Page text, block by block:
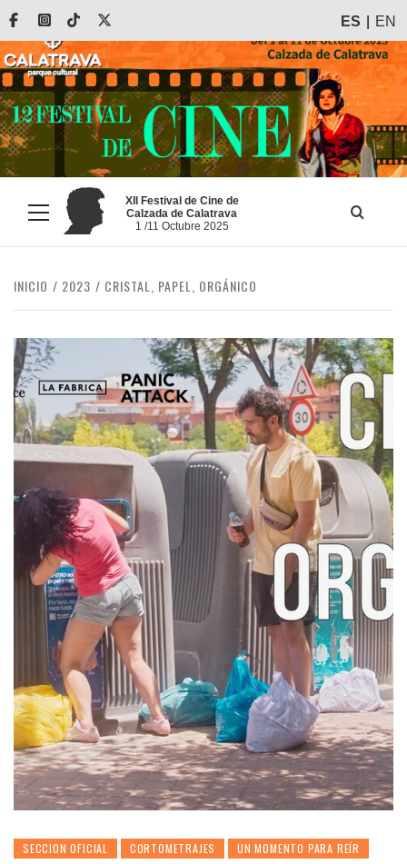
Saltar
contenido
FacebookInstagram
Tiktok ES EN
Menú
principal
XII Festival de Cine de
Calzada de Calatrava
1 /11 Octubre 2025
INICIO 2023 CRISTAL, PAPEL, ORGÁNICO
SECCION OFICIAL CORTOMETRAJES UN MOMENTO PARA REÍR